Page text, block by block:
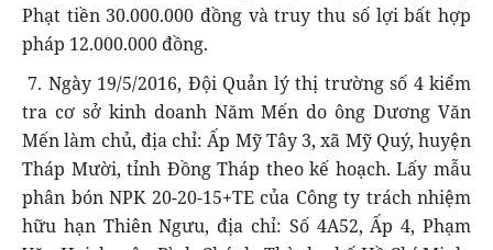
Phạt tiền 30.000.000 đồng và truy thu số lợi bất hợp
pháp 12.000.000 đồng.
7. Ngày 19/5/2016, Đội Quản lý thị trường số 4 kiểm
tra cơ sở kinh doanh Năm Mến do ông Dương Văn
Mến làm chủ, địa chỉ: Ấp Mỹ Tây 3, xã Mỹ Quý, huyện
Tháp Mười, tỉnh Đồng Tháp theo kế hoạch. Lấy mẫu
phân bón NPK 20-20-15+TE của Công ty trách nhiệm
hữu hạn Thiên Ngưu, địa chỉ: Số 4A52, Ấp 4, Phạm